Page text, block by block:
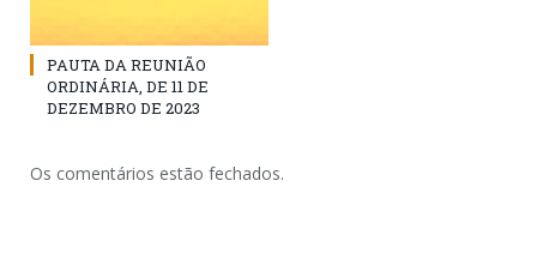
PAUTA DA REUNIÃO
ORDINÁRIA, DE 11 DE
DEZEMBRO DE 2023
Os comentários estão fechados.